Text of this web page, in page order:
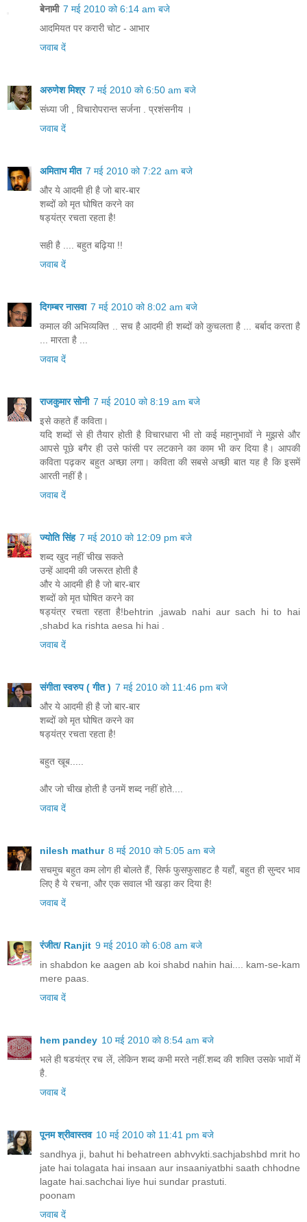
बेनामी 7 मई 2010 को 6:14 am बजे
आदमियत पर करारी चोट - आभार
जवाब दें
अरुणेश मिश्र 7 मई 2010 को 6:50 am बजे
संध्या जी , विचारोपरान्त सर्जना . प्रशंसनीय ।
जवाब दें
अमिताभ मीत 7 मई 2010 को 7:22 am बजे
और ये आदमी ही है जो बार-बार
शब्दों को मृत घोषित करने का
षड्यंत्र रचता रहता है!
सही है .... बहुत बढ़िया !!
जवाब दें
दिगम्बर नासवा 7 मई 2010 को 8:02 am बजे
कमाल की अभिव्यक्ति .. सच है आदमी ही शब्दों को कुचलता है ... बर्बाद करता है
... मारता है ...
जवाब दें
राजकुमार सोनी 7 मई 2010 को 8:19 am बजे
इसे कहते हैं कविता।
यदि शब्दों से ही तैयार होती है विचारधारा भी तो कई महानुभावों ने मुझसे और
आपसे पूछे बगैर ही उसे फांसी पर लटकाने का काम भी कर दिया है। आपकी
कविता पढ़कर बहुत अच्छा लगा। कविता की सबसे अच्छी बात यह है कि इसमें
आरती नहीं है।
जवाब दें
ज्योति सिंह 7 मई 2010 को 12:09 pm बजे
शब्द खुद नहीं चीख सकते
उन्हें आदमी की जरूरत होती है
और ये आदमी ही है जो बार-बार
शब्दों को मृत घोषित करने का
षड्यंत्र रचता रहता है!behtrin ,jawab nahi aur sach hi to hai
,shabd ka rishta aesa hi hai .
जवाब दें
संगीता स्वरुप ( गीत ) 7 मई 2010 को 11:46 pm बजे
और ये आदमी ही है जो बार-बार
शब्दों को मृत घोषित करने का
षड्यंत्र रचता रहता है!
बहुत खूब.....
और जो चीख होती है उनमें शब्द नहीं होते....
जवाब दें
nilesh mathur 8 मई 2010 को 5:05 am बजे
सचमुच बहुत कम लोग ही बोलते हैं, सिर्फ फुसफुसाहट है यहाँ, बहुत ही सुन्दर भाव
लिए है ये रचना, और एक सवाल भी खड़ा कर दिया है!
जवाब दें
रंजीत/ Ranjit 9 मई 2010 को 6:08 am बजे
in shabdon ke aagen ab koi shabd nahin hai.... kam-se-kam
mere paas.
जवाब दें
hem pandey 10 मई 2010 को 8:54 am बजे
भले ही षडयंत्र रच लें, लेकिन शब्द कभी मरते नहीं.शब्द की शक्ति उसके भावों में
है.
जवाब दें
पूनम श्रीवास्तव 10 मई 2010 को 11:41 pm बजे
sandhya ji, bahut hi behatreen abhvykti.sachjabshbd mrit ho
jate hai tolagata hai insaan aur insaaniyatbhi saath chhodne
lagate hai.sachchai liye hui sundar prastuti.
poonam
जवाब दें